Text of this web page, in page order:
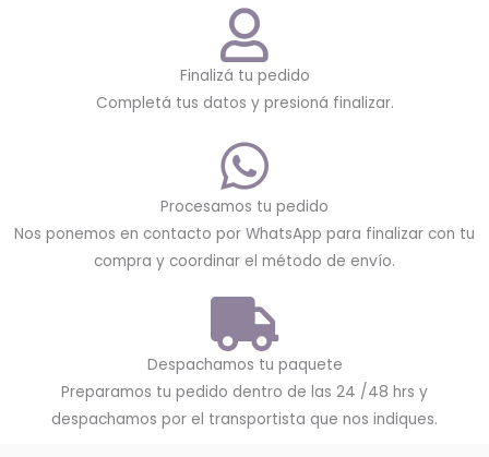
Finalizá tu pedido
Completá tus datos y presioná finalizar.
Procesamos tu pedido
Nos ponemos en contacto por WhatsApp para finalizar con tu
compra y coordinar el método de envío.
Despachamos tu paquete
Preparamos tu pedido dentro de las 24 /48 hrs y
despachamos por el transportista que nos indiques.